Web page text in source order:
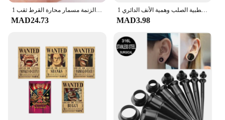
1 قطعة الجراحية الصلب والنحاس تشيكوسلوفاكيا تاج طويل بار الأذن اللولب ثقب الزنمة مسمار محارة القرط ثقب
MAD24.73
1 قطعة الطبية الصلب وهمية الأنف الدائري Labret الشفاه الدائري C كليب ثقب الشفاه اللولب الزنمة فو الأنف خواتم هوب 0.8x8mm
MAD3.98